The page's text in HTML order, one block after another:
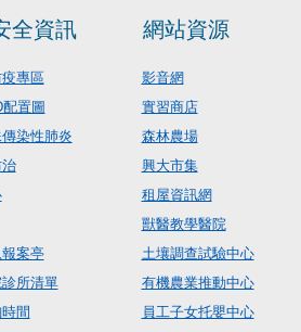
全資訊
專區
置圖
染性肺炎
案亭
所清單
間
網站資源
影音網
實習商店
森林農場
興大市集
租屋資訊網
獸醫教學醫院
土壤調查試驗中心
有機農業推動中心
員工子女托嬰中心